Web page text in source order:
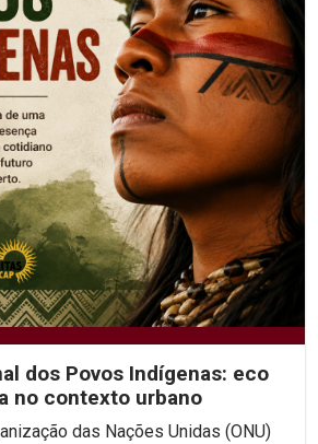
dos Povos Indígenas: eco
no contexto urbano
das Nações Unidas (ONU)